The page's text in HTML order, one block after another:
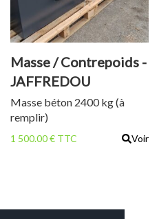
Masse / Contrepoids -
JAFFREDOU
MASB24
Masse béton 2400 kg (à
remplir)
1 500.00 € TTC Voir